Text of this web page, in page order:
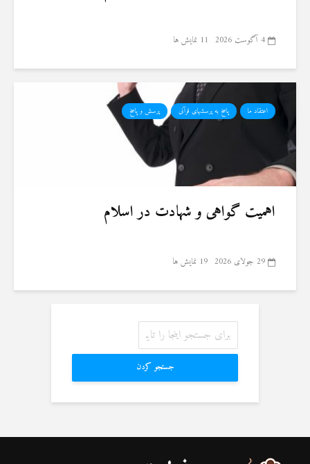
4 آگوست 2026 11 نمایش ها
اعتقاد ما پاسخ به پرسشهای قرآنی پرسش و پاسخ
اهمیت گواهی و شهادت در اسلام
29 جولای 2026 19 نمایش ها
جستجو کردن